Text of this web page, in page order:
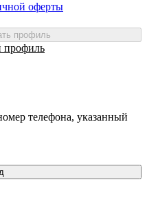
оферты
профиль
профиль
телефона, указанный